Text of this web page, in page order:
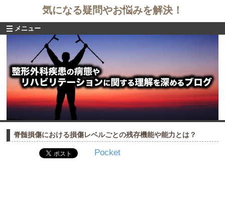
気になる疑問やお悩みを解決！
メニュー
脊髄損傷における損傷レベルごとの残存機能や能力とは？
Pocket